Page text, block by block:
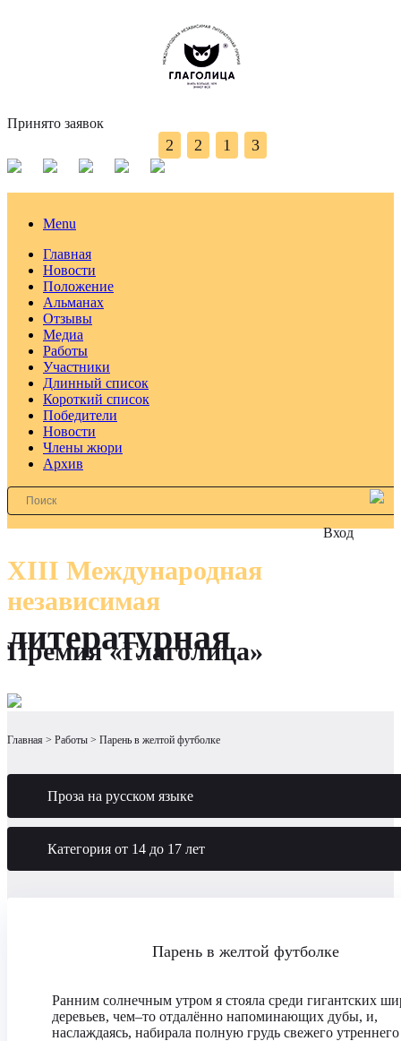
Принято заявок
2 2 1 3
Menu
Главная
Новости
Положение
Альманах
Отзывы
Медиа
Работы
Участники
Длинный список
Короткий список
Победители
Новости
Члены жюри
Архив
Вход
XIII Международная
независимая
литературная
Премия «Глаголица»
Главная Работы Парень в желтой футболке
Проза на русском языке
Категория от 14 до 17 лет
Парень в желтой футболке
Ранним солнечным утром я стояла среди гигантских
деревьев, чем–то отдалённо напоминающих дубы, и,
наслаждаясь, набирала полную грудь свежего утреннего